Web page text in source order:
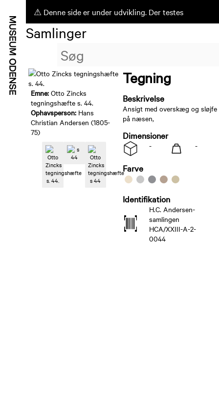
⚠ Denne side er under udvikling. Der testes
ufærdige funktioner.
Samlinger
Emne: Otto Zincks
tegningshæfte s. 44.
Ophavsperson: Hans
Christian Andersen (1805-
75)
Tegning
Beskrivelse
Ansigt med overskæg og sløjfe
på næsen,
Dimensioner
- -
Farve
Identifikation
H.C. Andersen-
samlingen
HCA/XXIII-A-2-
0044